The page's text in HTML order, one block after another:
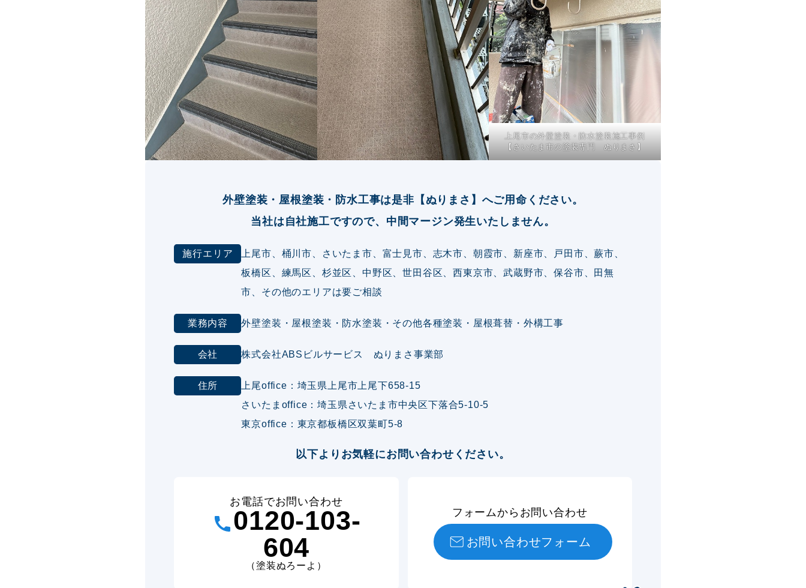
上尾市の外壁塗装・防水塗装施工事例
【さいたま市の塗装専門 ぬりまさ】
外壁塗装・屋根塗装・防水工事は是非【ぬりまさ】へご用命ください。
当社は自社施工ですので、中間マージン発生いたしません。
施行エリア
上尾市、桶川市、さいたま市、富士見市、志木市、朝霞市、新座市、戸田市、蕨市、
板橋区、練馬区、杉並区、中野区、世田谷区、西東京市、武蔵野市、保谷市、田無
市、その他のエリアは要ご相談
業務内容 外壁塗装・屋根塗装・防水塗装・その他各種塗装・屋根葺替・外構工事
会社 株式会社ABSビルサービス ぬりまさ事業部
住所
上尾office：埼玉県上尾市上尾下658-15
さいたまoffice：埼玉県さいたま市中央区下落合5-10-5
東京office：東京都板橋区双葉町5-8
以下よりお気軽にお問い合わせください。
お電話でお問い合わせ
0120-103-
604
（塗装ぬろーよ）
フォームからお問い合わせ
お問い合わせフォーム